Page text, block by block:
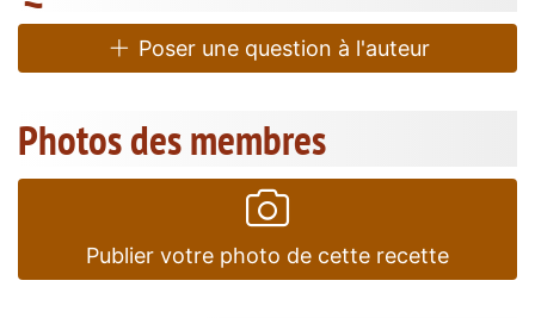
Poser une question à l'auteur
Photos des membres
Publier votre photo de cette recette